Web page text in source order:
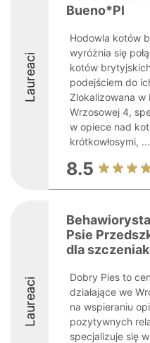
Laureaci
Bueno*Pl
Hodowla kotów
wyróżnia się
kotów
podejściem do
Zlokalizowana
Wrzosowej 4,
w opiece nad
krótkowłosymi, ...
8.5
Laureaci
Psie
dla
Dobry Pies to
działające we
na wspieraniu
pozytywnych
specjalizuje się